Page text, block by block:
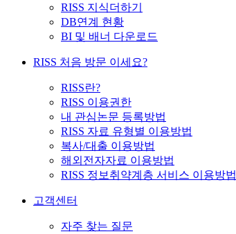
RISS 지식더하기
DB연계 현황
BI 및 배너 다운로드
RISS 처음 방문 이세요?
RISS란?
RISS 이용권한
내 관심논문 등록방법
RISS 자료 유형별 이용방법
복사/대출 이용방법
해외전자자료 이용방법
RISS 정보취약계층 서비스 이용방법
고객센터
자주 찾는 질문